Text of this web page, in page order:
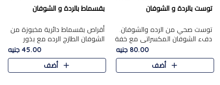
توست بالردة و الشوفان
توست صحي من الرده والشوفان.
دفء الشوفان المكسراتي مع خفة
80.00 جنيه
أضف
بقسماط بالردة و الشوفان
أقراص بقسماط دائرية مخبوزة من
الشوفان الطازج الرده مع بذور
مختارة. قرمشة الحبوب والبذور،
بداية صحية لكل صباح.
45.00 جنيه
أضف